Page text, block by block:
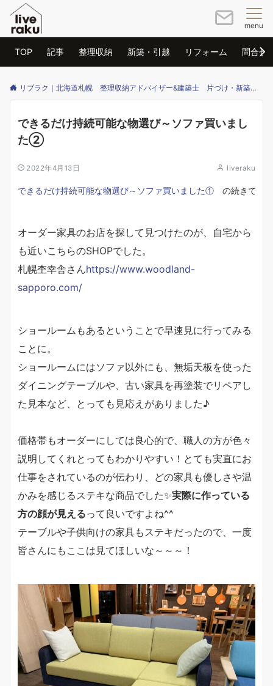
menu
TOP 記事 整理収納 新築・引越 リフォーム 問合せ
リブラク｜北海道札幌 整理収納アドバイザー&建築士 片づけ・新築・リフォームのご相談はリブラクまで
できるだけ持続可能な物選び～ソファ買いまし
た②
2022年4月13日 liveraku
できるだけ持続可能な物選び～ソファ買いました① の続きです。
オーダー家具のお店を探して見つけたのが、自宅から
も近いこちらのSHOPでした。
札幌杢幸舎さんhttps://www.woodland-
sapporo.com/
ショールームもあるということで早速見に行ってみる
ことに。
ショールームにはソファ以外にも、無垢天板を使った
ダイニングテーブルや、古い家具を再塗装でリペアし
た見本など、とっても見応えがありました♪
価格帯もオーダーにしては良心的で、職人の方が色々
説明してくれとってもわかりやすい！とても実直にお
仕事をされているのが伝わり、どの家具も優しさや温
かみを感じるステキな商品でした✨実際に作っている
方の顔が見えるって良いですよね^^
テーブルや子供向けの家具もステキだったので、一度
皆さんにもここは見てほしいな～～～！